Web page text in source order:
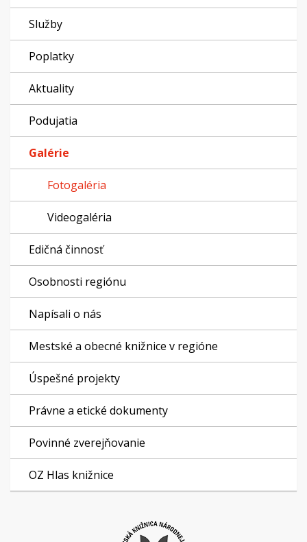
Služby
Poplatky
Aktuality
Podujatia
Galérie
Fotogaléria
Videogaléria
Edičná činnosť
Osobnosti regiónu
Napísali o nás
Mestské a obecné knižnice v regióne
Úspešné projekty
Právne a etické dokumenty
Povinné zverejňovanie
OZ Hlas knižnice